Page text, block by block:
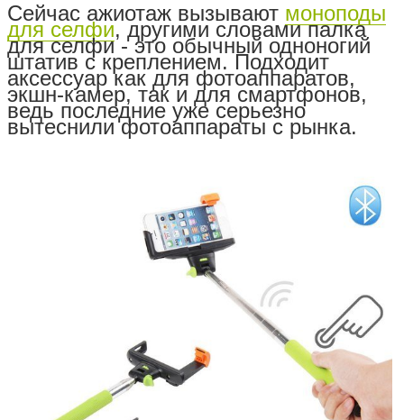
Сейчас ажиотаж вызывают моноподы
для селфи, другими словами палка
для селфи - это обычный одноногий
штатив с креплением. Подходит
аксессуар как для фотоаппаратов,
экшн-камер, так и для смартфонов,
ведь последние уже серьезно
вытеснили фотоаппараты с рынка.